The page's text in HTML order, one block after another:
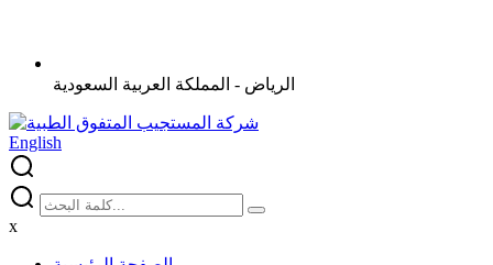
الرياض - المملكة العربية السعودية
English
x